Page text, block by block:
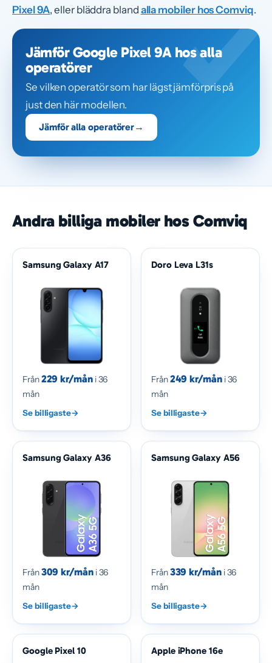
Pixel 9A, eller bläddra bland alla mobiler hos Comviq.
Jämför Google Pixel 9A hos alla
operatörer
Se vilken operatör som har lägst jämförpris på
just den här modellen.
Jämför alla operatörer→
Andra billiga mobiler hos Comviq
Samsung Galaxy A17
Från229 kr/måni 36
mån
Se billigaste→
Doro Leva L31s
Från249 kr/måni 36
mån
Se billigaste→
Samsung Galaxy A36
Från309 kr/måni 36
mån
Se billigaste→
Samsung Galaxy A56
Från339 kr/måni 36
mån
Se billigaste→
Google Pixel 10 Apple iPhone 16e